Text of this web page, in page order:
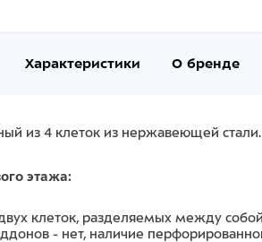
Характеристики О бренде
из 4 клеток из нержавеющей стали.
этажа:
клеток, разделяемых между
- нет, наличие